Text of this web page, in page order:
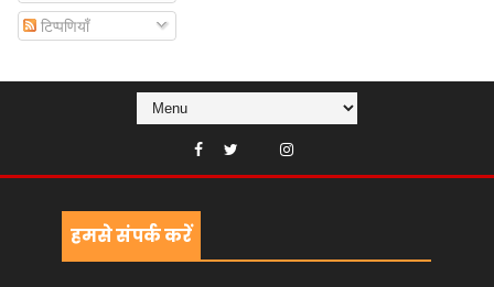
टिप्पणियाँ
हमसे संपर्क करें